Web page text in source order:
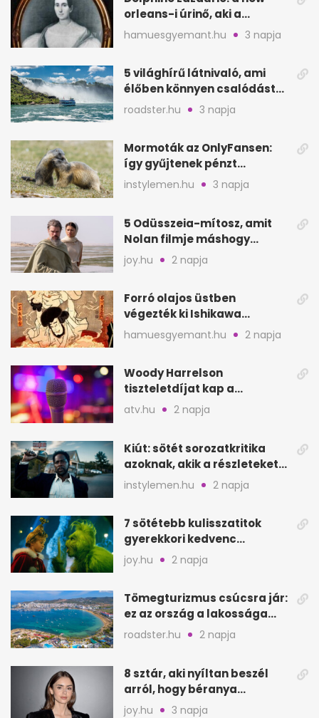
orleans-i úrinő, aki a
padláson kínzott
hamuesgyemant.hu 3 napja
5 világhírű látnivaló, ami
élőben könnyen csalódást
okozhat
roadster.hu 3 napja
Mormoták az OnlyFansen:
így gyűjtenek pénzt
amerikai kutatók
instylemen.hu 3 napja
5 Odüsszeia-mítosz, amit
Nolan filmje máshogy
mutat, mint Homérosz
joy.hu 2 napja
Forró olajos üstben
végezték ki Ishikawa
Goemont, Japán Robin
Hoodját
hamuesgyemant.hu 2 napja
Woody Harrelson
tiszteletdíjat kap a
Szarajevói Filmfesztiválon
atv.hu 2 napja
Kiút: sötét sorozatkritika
azoknak, akik a részleteket
keresik
instylemen.hu 2 napja
7 sötétebb kulisszatitok
gyerekkori kedvenc
filmjeinkről a Joy szerint
joy.hu 2 napja
Tömegturizmus csúcsra jár:
ez az ország a lakossága
kétszeresét fogadja
roadster.hu 2 napja
8 sztár, aki nyíltan beszél
arról, hogy béranya
segítette a családalapítást
joy.hu 3 napja